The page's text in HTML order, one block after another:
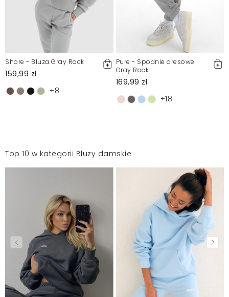
Shore - Bluza Gray Rock
159,99 zł
+8
Pure - Spodnie dresowe
Gray Rock
169,99 zł
+18
Top 10 w kategorii Bluzy damskie